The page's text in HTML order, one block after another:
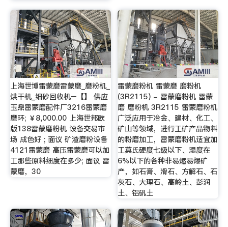
上海世博雷蒙磨雷蒙磨_磨粉机_
烘干机_细砂回收机–【】 供应
玉鼎雷蒙磨配件厂3216雷蒙磨
磨环; ￥8,000.00 上海世邦欧
版138雷蒙磨粉机 设备交易市
场 成色好 ; 面议 矿渣磨粉设备
4121雷蒙磨 高压雷蒙磨可以加
工那些原料细度在多少; 面议 雷
蒙磨，30
雷蒙磨粉机 雷蒙磨 磨粉机
(3R2115) - 雷蒙磨粉机 雷蒙
磨 磨粉机 3R2115 雷蒙磨粉机
广泛应用于冶金、建材、化工、
矿山等领域，进行工矿产品物料
的粉磨加工，雷蒙磨粉机适宜加
工莫氏硬度七级以下、湿度在
6%以下的各种非易燃易爆矿
产，如石膏、滑石、方解石、石
灰石、大理石、高岭土、彭润
土、铝矾土